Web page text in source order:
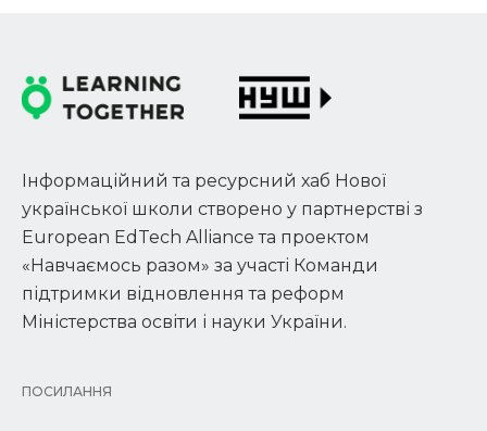
Інформаційний та ресурсний хаб Нової
української школи створено у партнерстві з
European EdTech Alliance та проектом
«Навчаємось разом» за участі Команди
підтримки відновлення та реформ
Міністерства освіти і науки України.
ПОСИЛАННЯ